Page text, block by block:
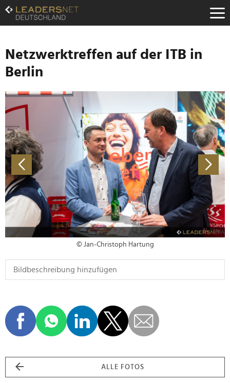
Zum
Inhalt
Zur
Navigation
Zur
Hauptnavigation
Netzwerktreffen auf der ITB in
Berlin
© Jan-Christoph Hartung
ALLE FOTOS